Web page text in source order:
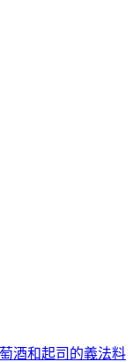
酒和起司的義法料